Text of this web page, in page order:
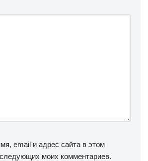
email и адрес сайта в этом
моих комментариев.